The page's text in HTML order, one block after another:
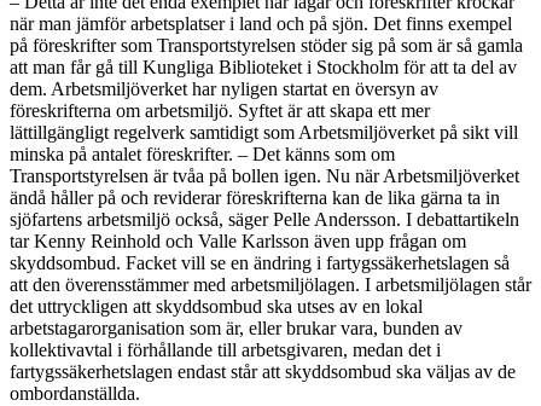
när man jämför arbetsplatser i land och på sjön. Det finns exempel
på föreskrifter som Transportstyrelsen stöder sig på som är så gamla
att man får gå till Kungliga Biblioteket i Stockholm för att ta del av
dem. Arbetsmiljöverket har nyligen startat en översyn av
föreskrifterna om arbetsmiljö. Syftet är att skapa ett mer
lättillgängligt regelverk samtidigt som Arbetsmiljöverket på sikt vill
minska på antalet föreskrifter. – Det känns som om
Transportstyrelsen är tvåa på bollen igen. Nu när Arbetsmiljöverket
ändå håller på och reviderar föreskrifterna kan de lika gärna ta in
sjöfartens arbetsmiljö också, säger Pelle Andersson. I debattartikeln
tar Kenny Reinhold och Valle Karlsson även upp frågan om
skyddsombud. Facket vill se en ändring i fartygssäkerhetslagen så
att den överensstämmer med arbetsmiljölagen. I arbetsmiljölagen står
det uttryckligen att skyddsombud ska utses av en lokal
arbetstagarorganisation som är, eller brukar vara, bunden av
kollektivavtal i förhållande till arbetsgivaren, medan det i
fartygssäkerhetslagen endast står att skyddsombud ska väljas av de
ombordanställda.